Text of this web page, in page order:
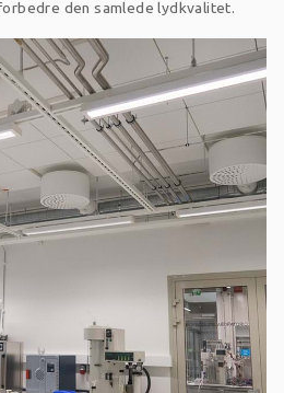
den samlede lydkvalitet.